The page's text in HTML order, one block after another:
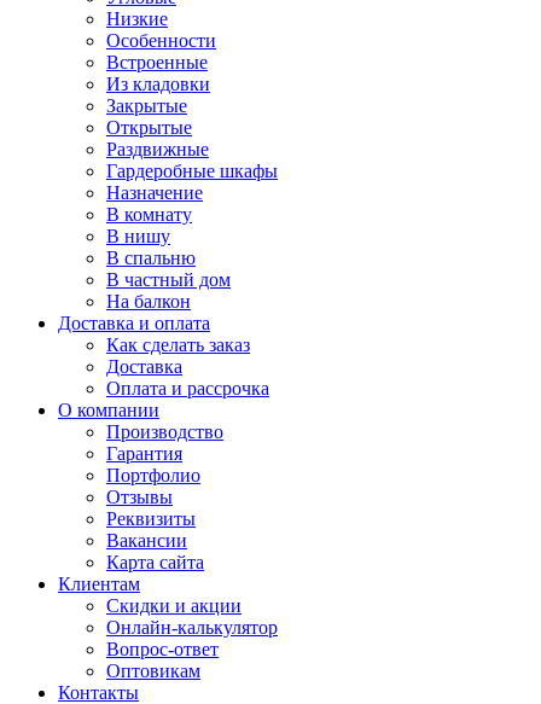
Низкие
Особенности
Встроенные
Из кладовки
Закрытые
Открытые
Раздвижные
Гардеробные шкафы
Назначение
В комнату
В нишу
В спальню
В частный дом
На балкон
Доставка и оплата
Как сделать заказ
Доставка
Оплата и рассрочка
О компании
Производство
Гарантия
Портфолио
Отзывы
Реквизиты
Вакансии
Карта сайта
Клиентам
Скидки и акции
Онлайн-калькулятор
Вопрос-ответ
Оптовикам
Контакты